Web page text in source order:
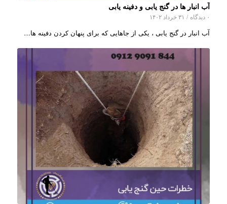
آب انبار ها در گنج یابی و دفینه یابی
۰ دیدگاه / ۳۱ خرداد ۱۴۰۲
آب انبار در گنج یابی ، یکی از جاهایی که برای پنهان کردن دفینه ها…